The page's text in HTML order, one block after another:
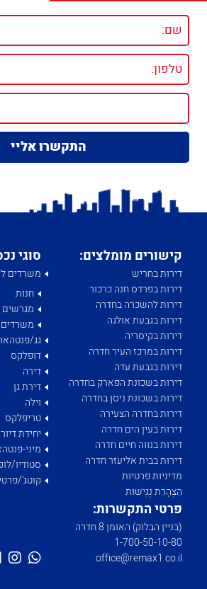
קישורים מומלצים:
דירות בחריש
דירות בפרדס חנה כרכור
דירות להשכרה בחדרה
דירות בגבעת אולגה
דירות בקיסריה
דירות במרכז העיר חדרה
דירות בגבעת עדה
דירות בשכונת הפארק בחדרה
דירות בשכונת ניסן בחדרה
דירות בחדרה הצעירה
דירות בעין הים חדרה
דירות בנווה חיים חדרה
דירות בבית אליעזר חדרה
מדיניות פרטיות
הַצְהָרַת נְגִישׁוּת
סוגי
משרדים
חנות
מגרשים
משרדים
גג/
דופלקס
דירה
דירת גן
וילה
טריפלקס
יחידת דיור
מיני-
סטודיו/
קוטג'/
פרטי התקשרות:
(בניין הבלוק) האומן 8 חדרה
1­-700­-50-­10-­80
office@remax1.co.il